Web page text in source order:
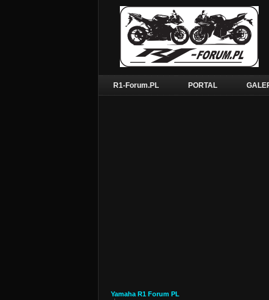
R1-Forum.PL PORTAL
Yamaha R1 Forum PL